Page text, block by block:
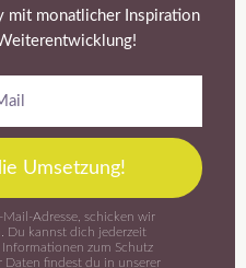
mit monatlicher Inspiration
Umsetzung!
Mail-Adresse, schicken wir
Du kannst dich jederzeit
zum Schutz
Daten findest du in unserer